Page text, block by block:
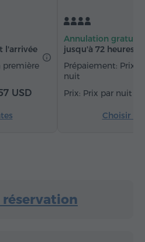
Coin cuisine
(sur demande)
l'arrivée
première
USD
Annulation gratuite:
jusqu'à 72 heures
Prépaiement: Prix
nuit
Prix par nuit
Choisir